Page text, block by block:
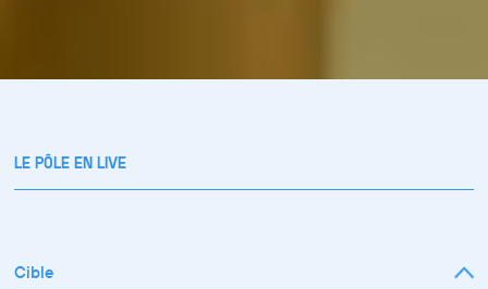
LE PÔLE EN LIVE
Cible